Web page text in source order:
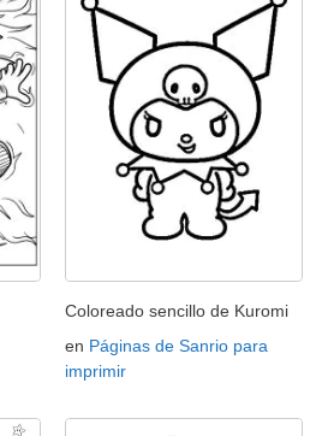
Coloreado sencillo de Kuromi
en Páginas de Sanrio para
imprimir